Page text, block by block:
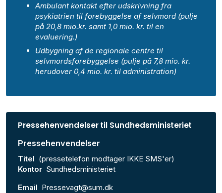
Ambulant kontakt efter udskrivning fra
psykiatrien til forebyggelse af selvmord (pulje
på 20,8 mio.kr. samt 1,0 mio. kr. til en
evaluering.)
Udbygning af de regionale centre til
selvmordsforebyggelse (pulje på 7,8 mio. kr.
herudover 0,4 mio. kr. til administration)
Pressehenvendelser til Sundhedsministeriet
Pressehenvendelser
Titel (pressetelefon modtager IKKE SMS'er)
Kontor Sundhedsministeriet
Email Pressevagt@sum.dk